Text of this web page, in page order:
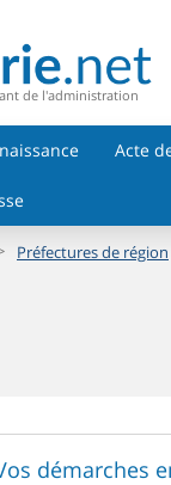
de l'administration
Acte
Préfectures de région
démarches